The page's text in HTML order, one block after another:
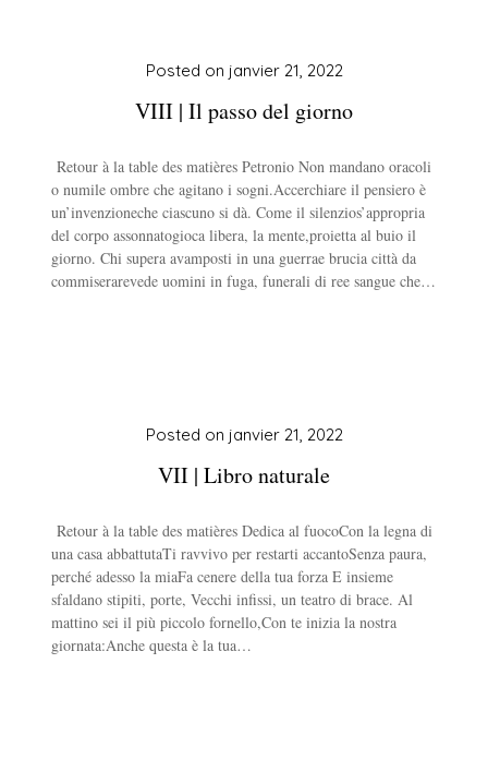
VIII | Il passo del giorno
Posted on janvier 21, 2022
Retour à la table des matières Petronio Non mandano oracoli
o numile ombre che agitano i sogni.Accerchiare il pensiero è
un’invenzioneche ciascuno si dà. Come il silenzios’appropria
del corpo assonnatogioca libera, la mente,proietta al buio il
giorno. Chi supera avamposti in una guerrae brucia città da
commiserarevede uomini in fuga, funerali di ree sangue che…
VII | Libro naturale
Posted on janvier 21, 2022
Retour à la table des matières Dedica al fuocoCon la legna di
una casa abbattutaTi ravvivo per restarti accantoSenza paura,
perché adesso la miaFa cenere della tua forza E insieme
sfaldano stipiti, porte, Vecchi infissi, un teatro di brace. Al
mattino sei il più piccolo fornello,Con te inizia la nostra
giornata:Anche questa è la tua…